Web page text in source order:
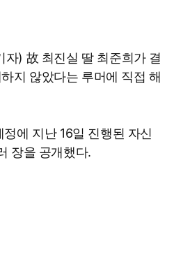
자) 故 최진실 딸 최준희가 결
지 않았다는 루머에 직접 해
에 지난 16일 진행된 자신
장을 공개했다.